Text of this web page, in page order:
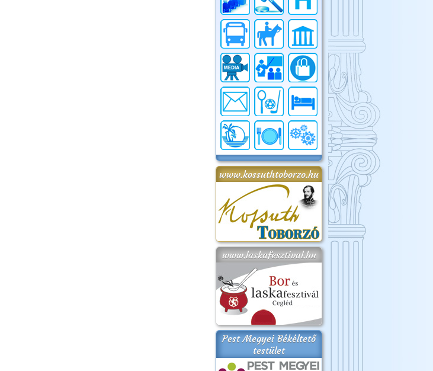
www.kossuthtoborzo.hu
www.laskafesztival.hu
Pest Megyei Békéltető
testület